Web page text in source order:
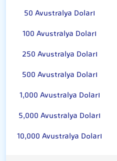
50 Avustralya Doları
100 Avustralya Doları
250 Avustralya Doları
500 Avustralya Doları
1,000 Avustralya Doları
5,000 Avustralya Doları
10,000 Avustralya Doları